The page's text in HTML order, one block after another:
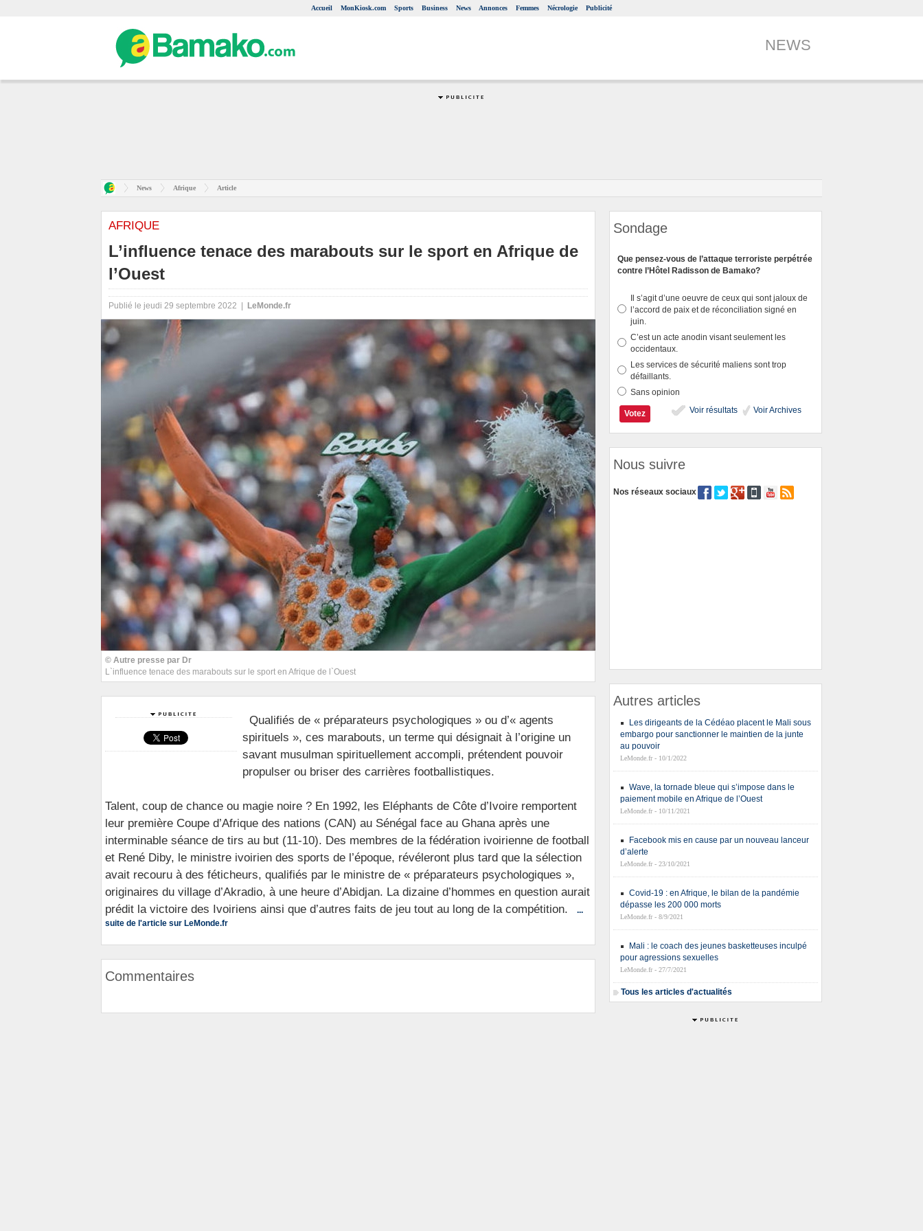
Accueil MonKiosk.com Sports Business News Annonces Femmes Nécrologie Publicité
NEWS
News Afrique Article
AFRIQUE
L’influence tenace des marabouts sur le sport en Afrique de
l’Ouest
Publié le jeudi 29 septembre 2022 | LeMonde.fr
© Autre presse par Dr
L`influence tenace des marabouts sur le sport en Afrique de l`Ouest
Qualifiés de « préparateurs psychologiques » ou d’« agents
spirituels », ces marabouts, un terme qui désignait à l’origine un
savant musulman spirituellement accompli, prétendent pouvoir
propulser ou briser des carrières footballistiques.
Talent, coup de chance ou magie noire ? En 1992, les Eléphants de Côte d’Ivoire remportent
leur première Coupe d’Afrique des nations (CAN) au Sénégal face au Ghana après une
interminable séance de tirs au but (11-10). Des membres de la fédération ivoirienne de football
et René Diby, le ministre ivoirien des sports de l’époque, révéleront plus tard que la sélection
avait recouru à des féticheurs, qualifiés par le ministre de « préparateurs psychologiques »,
originaires du village d’Akradio, à une heure d’Abidjan. La dizaine d’hommes en question aurait
prédit la victoire des Ivoiriens ainsi que d’autres faits de jeu tout au long de la compétition.
...
suite de l'article sur LeMonde.fr
Commentaires
Sondage
Que pensez-vous de l’attaque terroriste perpétrée
contre l’Hôtel Radisson de Bamako?
Il s’agit d’une oeuvre de ceux qui sont jaloux de
l’accord de paix et de réconciliation signé en
juin.
C’est un acte anodin visant seulement les
occidentaux.
Les services de sécurité maliens sont trop
défaillants.
Sans opinion
Voir résultats
Voir Archives
Nous suivre
Nos réseaux sociaux
Autres articles
Les dirigeants de la Cédéao placent le Mali sous
embargo pour sanctionner le maintien de la junte
au pouvoir
LeMonde.fr - 10/1/2022
Wave, la tornade bleue qui s’impose dans le
paiement mobile en Afrique de l’Ouest
LeMonde.fr - 10/11/2021
Facebook mis en cause par un nouveau lanceur
d’alerte
LeMonde.fr - 23/10/2021
Covid-19 : en Afrique, le bilan de la pandémie
dépasse les 200 000 morts
LeMonde.fr - 8/9/2021
Mali : le coach des jeunes basketteuses inculpé
pour agressions sexuelles
LeMonde.fr - 27/7/2021
Tous les articles d'actualités